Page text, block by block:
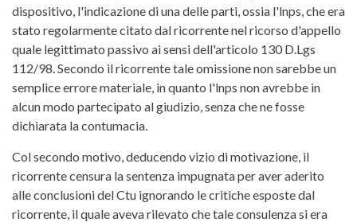
dispositivo, l'indicazione di una delle parti, ossia l'lnps, che era
stato regolarmente citato dal ricorrente nel ricorso d'appello
quale legittimato passivo ai sensi dell'articolo 130 D.Lgs
112/98. Secondo il ricorrente tale omissione non sarebbe un
semplice errore materiale, in quanto l'lnps non avrebbe in
alcun modo partecipato al giudizio, senza che ne fosse
dichiarata la contumacia.
Col secondo motivo, deducendo vizio di motivazione, il
ricorrente censura la sentenza impugnata per aver aderito
alle conclusioni del Ctu ignorando le critiche esposte dal
ricorrente, il quale aveva rilevato che tale consulenza si era